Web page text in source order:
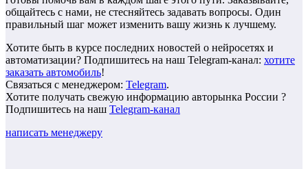
общайтесь с нами, не стесняйтесь задавать вопросы. Один
правильный шаг может изменить вашу жизнь к лучшему.
Хотите быть в курсе последних новостей о нейросетях и
автоматизации? Подпишитесь на наш Telegram-канал: хотите
заказать автомобиль!
Связаться с менеджером: Telegram.
Хотите получать свежую информацию авторынка России ?
Подпишитесь на наш Telegram-канал
написать менеджеру